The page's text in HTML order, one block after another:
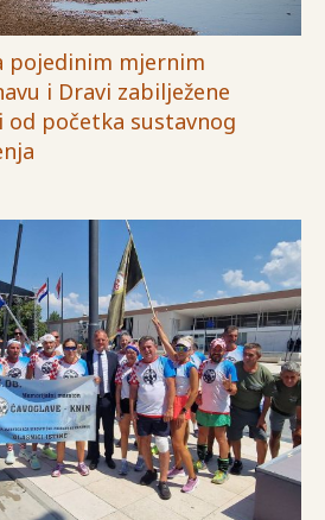
pojedinim mjernim
i Dravi zabilježene
od početka sustavnog